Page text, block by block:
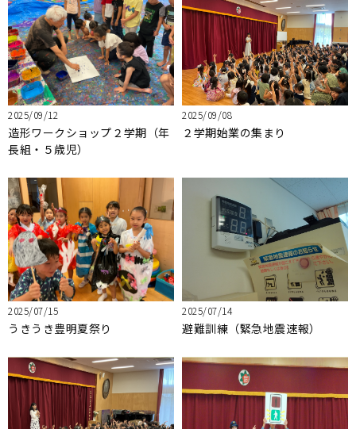
2025/09/12
造形ワークショップ２学期（年
長組・５歳児）
2025/09/08
２学期始業の集まり
2025/07/15
うきうき豊明夏祭り
2025/07/14
避難訓練（緊急地震速報）